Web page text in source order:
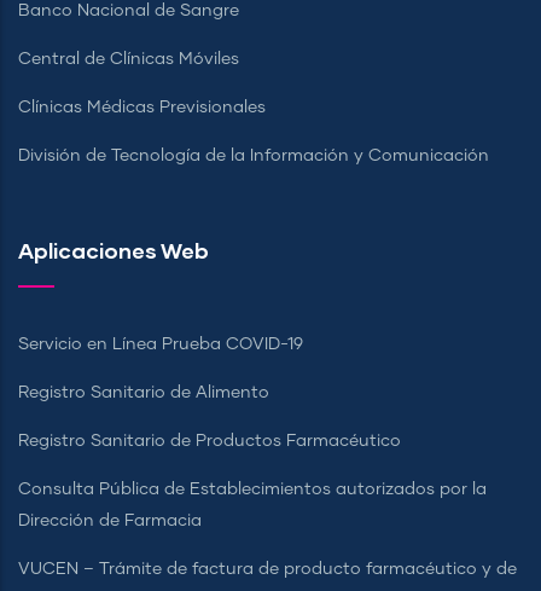
Banco Nacional de Sangre
Central de Clínicas Móviles
Clínicas Médicas Previsionales
División de Tecnología de la Información y Comunicación
Aplicaciones Web
Servicio en Línea Prueba COVID-19
Registro Sanitario de Alimento
Registro Sanitario de Productos Farmacéutico
Consulta Pública de Establecimientos autorizados por la
Dirección de Farmacia
VUCEN – Trámite de factura de producto farmacéutico y de